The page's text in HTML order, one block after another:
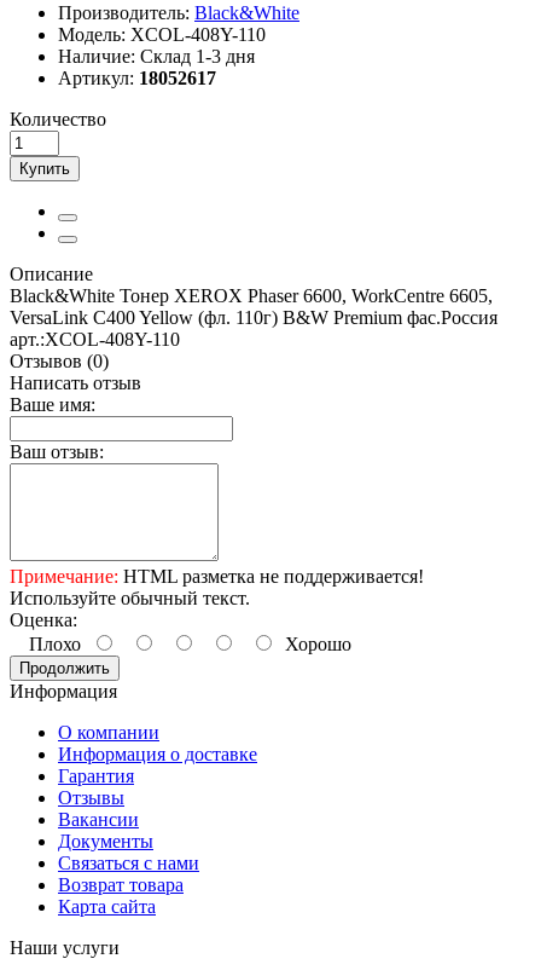
Производитель: Black&White
Модель: XCOL-408Y-110
Наличие: Склад 1-3 дня
Артикул: 18052617
Количество
Купить
Описание
Black&White Тонер XEROX Phaser 6600, WorkCentre 6605,
VersaLink C400 Yellow (фл. 110г) B&W Premium фас.Россия
арт.:XCOL-408Y-110
Отзывов (0)
Написать отзыв
Ваше имя:
Ваш отзыв:
Примечание: HTML разметка не поддерживается!
Используйте обычный текст.
Оценка:
Плохо
Хорошо
Продолжить
Информация
О компании
Информация о доставке
Гарантия
Отзывы
Вакансии
Документы
Связаться с нами
Возврат товара
Карта сайта
Наши услуги